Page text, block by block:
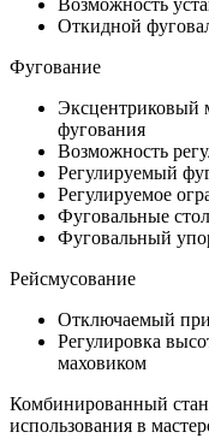
Откидной
Фугование
Эксцентриковый
фугования
Возможность
Регулируемый
Регулируемое
Фуговальные
Фуговальный
Рейсмусование
Отключаемый
Регулировка
маховиком
Комбинированный
использования в